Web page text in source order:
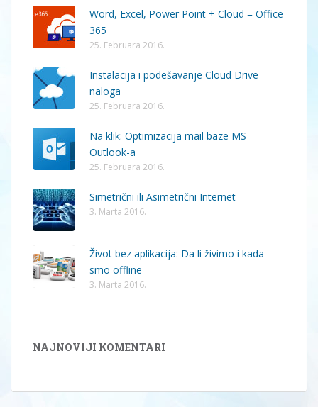
Word, Excel, Power Point + Cloud = Office
365
25. Februara 2016.
Instalacija i podešavanje Cloud Drive
naloga
25. Februara 2016.
Na klik: Optimizacija mail baze MS
Outlook-a
25. Februara 2016.
Simetrični ili Asimetrični Internet
3. Marta 2016.
Život bez aplikacija: Da li živimo i kada
smo offline
3. Marta 2016.
NAJNOVIJI KOMENTARI